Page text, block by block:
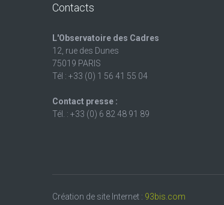
Contacts
L'Observatoire des Cadres
12, rue des Dunes
75019 PARIS
Tél : +33 (0) 1 56 41 55 04
Contact presse :
Tél. : +33 (0) 6 82 48 91 89
Création de site Internet : 93bis.com